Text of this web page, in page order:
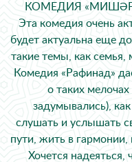
КОМЕДИЯ
Эта комедия очень
будет актуальна еще
такие темы, как
Комедия «Рафинад»
о таких
задумывались),
слушать и услышать
пути, жить в
Хочется надеяться,